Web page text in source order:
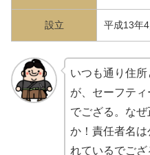
設立 平成13年4
いつも通り住
が、セーフテ
でござる。な
か！責任者名
れているでござ